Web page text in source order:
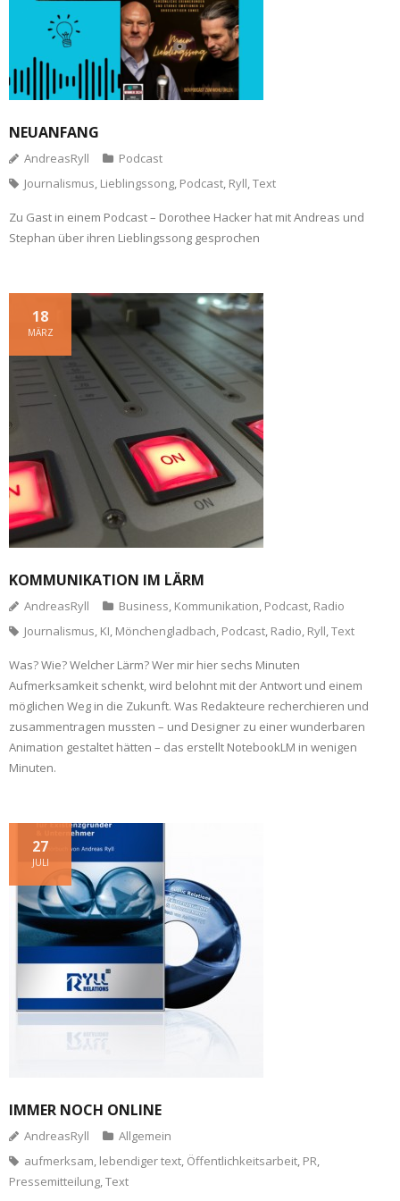
NEUANFANG
AndreasRyll
Podcast
Journalismus, Lieblingssong, Podcast, Ryll,Text
Zu Gast in einem Podcast – Dorothee Hacker hat mit Andreas und
Stephan über ihren Lieblingssong gesprochen
KOMMUNIKATION IM LÄRM
18
MÄRZ
AndreasRyll Business, Kommunikation, Podcast, Radio
Journalismus, KI, Mönchengladbach, Podcast, Radio, Ryll,Text
Was? Wie? Welcher Lärm? Wer mir hier sechs Minuten
Aufmerksamkeit schenkt, wird belohnt mit der Antwort und einem
möglichen Weg in die Zukunft. Was Redakteure recherchieren und
zusammentragen mussten – und Designer zu einer wunderbaren
Animation gestaltet hätten – das erstellt NotebookLM in wenigen
Minuten.
IMMER NOCH ONLINE
27
JULI
AndreasRyll
Allgemein
aufmerksam, lebendiger text, Öffentlichkeitsarbeit, PR,
Pressemitteilung,Text